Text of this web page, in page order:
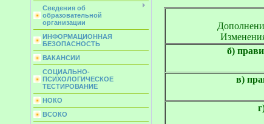
Сведения об
образовательной
организации
ИНФОРМАЦИОННАЯ
БЕЗОПАСНОСТЬ
ВАКАНСИИ
СОЦИАЛЬНО-
ПСИХОЛОГИЧЕСКОЕ
ТЕСТИРОВАНИЕ
НОКО
ВСОКО
б)
в)